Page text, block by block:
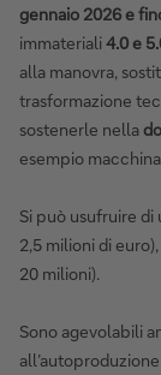
gennaio 2026 e
immateriali4.0 e
alla manovra,
trasformazione
sostenerle nella
esempio
Si può usufruire di
2,5 milioni di euro),
20 milioni).
Sono agevolabili